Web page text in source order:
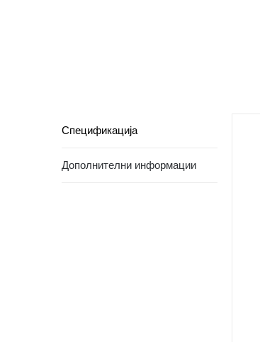
Спецификација
Дополнителни информации